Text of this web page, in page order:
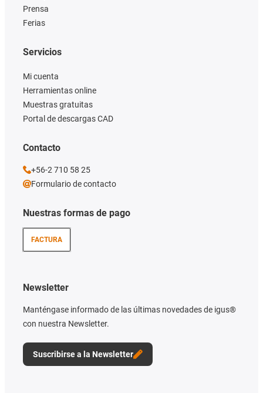
Prensa
Ferias
Nuestras formas de pago
FACTURA
Servicios
Mi cuenta
Herramientas online
Muestras gratuitas
Portal de descargas CAD
Newsletter
Manténgase informado de las últimas novedades de igus®
con nuestra Newsletter.
Suscribirse a la Newsletter
Contacto
+56-2 710 58 25
Formulario de contacto